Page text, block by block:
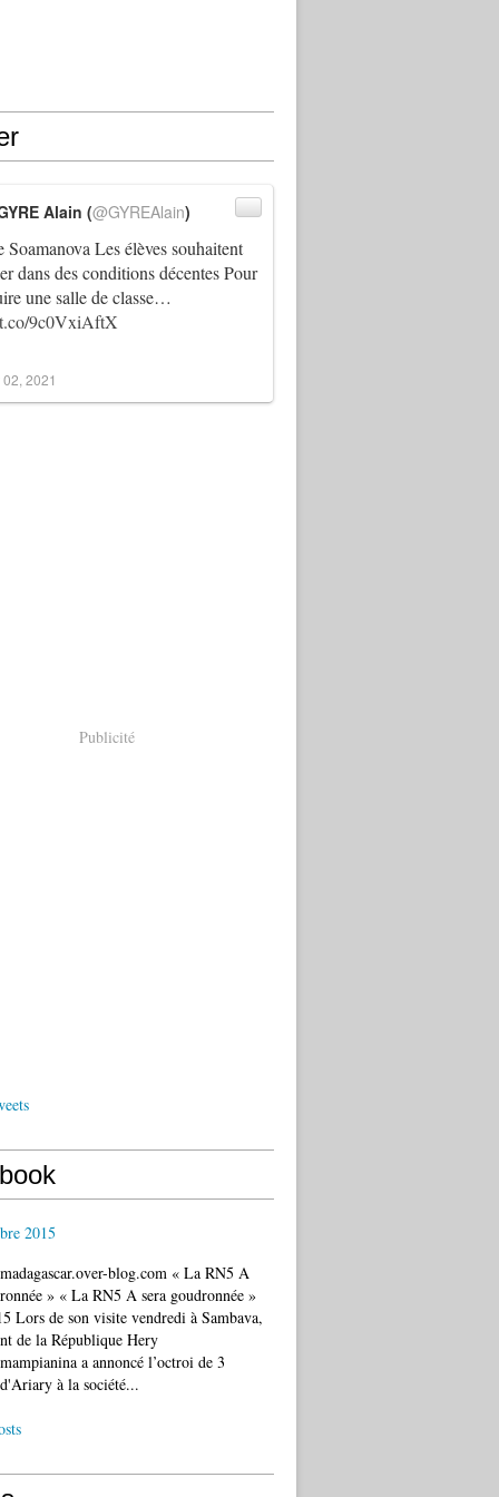
Soamanova Les élèves souhaitent
dans des conditions décentes Pour
une salle de classe…
9c0VxiAftX
Alain (@GYREAlain)
2021
Publicité
2015
blog.com « La RN5 A
» « La RN5 A sera goudronnée »
Lors de son visite vendredi à Sambava,
de la République Hery
a annoncé l’octroi de 3
à la société...